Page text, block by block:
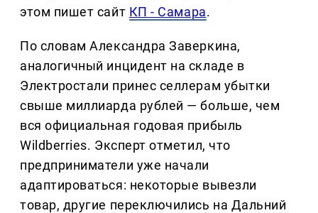
этом пишет сайт КП - Самара.
По словам Александра Заверкина,
аналогичный инцидент на складе в
Электростали принес селлерам убытки
свыше миллиарда рублей — больше, чем
вся официальная годовая прибыль
Wildberries. Эксперт отметил, что
предприниматели уже начали
адаптироваться: некоторые вывезли
товар, другие переключились на Дальний